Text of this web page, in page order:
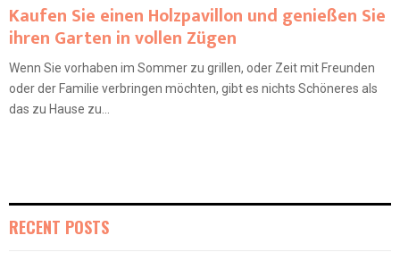
Kaufen Sie einen Holzpavillon und genießen Sie
ihren Garten in vollen Zügen
Wenn Sie vorhaben im Sommer zu grillen, oder Zeit mit Freunden
oder der Familie verbringen möchten, gibt es nichts Schöneres als
das zu Hause zu...
RECENT POSTS